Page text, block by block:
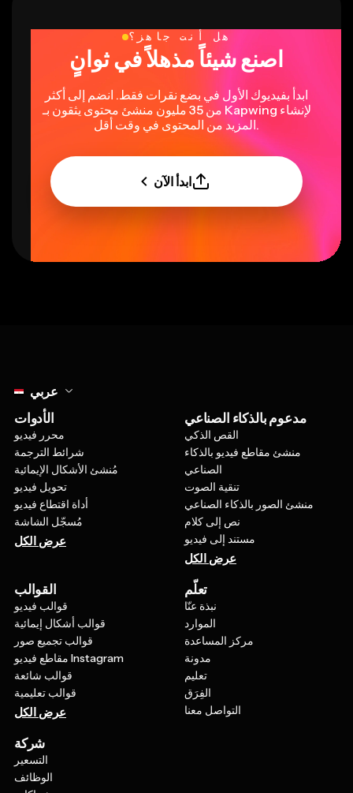
هل أنت جاهز؟
اصنع شيئاً مذهلاً في ثوانٍ
ابدأ بفيديوك الأول في بضع نقرات فقط. انضم إلى أكثر
من 35 مليون منشئ محتوى يثقون بـ Kapwing لإنشاء
المزيد من المحتوى في وقت أقل.
ابدأ الآن
عربي
الأدوات
محرر فيديو
شرائط الترجمة
مُنشئ الأشكال الإيمائية
تحويل فيديو
أداة اقتطاع فيديو
مُسجّل الشاشة
عرض الكل
مدعوم بالذكاء الصناعي
القص الذكي
منشئ مقاطع فيديو بالذكاء
الصناعي
تنقية الصوت
منشئ الصور بالذكاء الصناعي
نص إلى كلام
مستند إلى فيديو
عرض الكل
القوالب
قوالب فيديو
قوالب أشكال إيمائية
قوالب تجميع صور
مقاطع فيديو Instagram
قوالب شائعة
قوالب تعليمية
عرض الكل
تعلّم
نبذة عنّا
الموارد
مركز المساعدة
مدونة
تعليم
الفِرَق
التواصل معنا
شركة
التسعير
الوظائف